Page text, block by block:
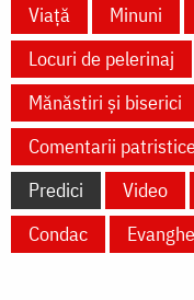
Viață
Minuni
Locuri de pelerinaj
Mănăstiri și biserici
Comentarii
Predici
Video
Condac